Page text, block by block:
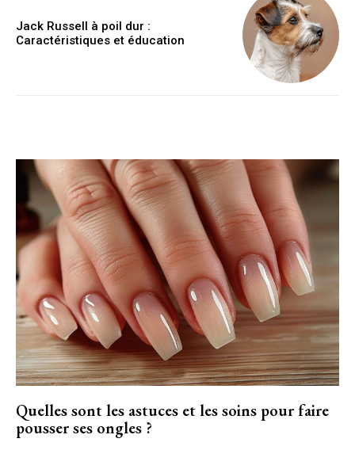
Jack Russell à poil dur :
Caractéristiques et éducation
Quelles sont les astuces et les soins pour faire
pousser ses ongles ?